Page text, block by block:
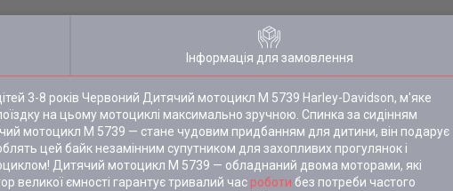
Інформація для замовлення
3-8 років Червоний Дитячий мотоцикл M 5739 Harley-Davidson, м'яке
на цьому мотоциклі максимально зручною. Спинка за сидінням
мотоцикл M 5739 — стане чудовим придбанням для дитини, він подарує
цей байк незамінним супутником для захопливих прогулянок і
Дитячий мотоцикл M 5739 — обладнаний двома моторами, які
великої ємності гарантує тривалий час роботи без потреби частого